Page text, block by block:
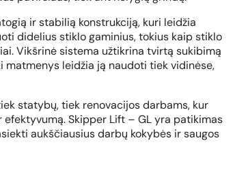
ir stabilią konstrukciją, kuri leidžia
didelius stiklo gaminius, tokius kaip stiklo
Vikšrinė sistema užtikrina tvirtą sukibimą
matmenys leidžia ją naudoti tiek vidinėse,
statybų, tiek renovacijos darbams, kur
Skipper Lift – GL yra patikimas
aukščiausius darbų kokybės ir saugos